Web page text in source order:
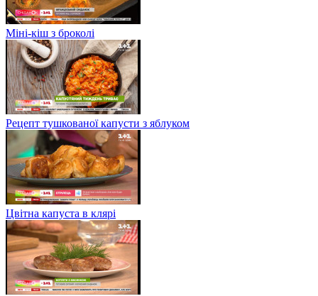
Міні-кіш з броколі
Рецепт тушкованої капусти з яблуком
Цвітна капуста в клярі